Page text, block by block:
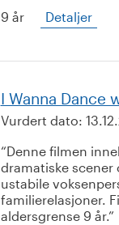
9 år
Detaljer
I Wanna Dance
Vurdert dato:
Denne filmen
dramatiske scener
ustabile
familierelasjoner.
aldersgrense 9 år.